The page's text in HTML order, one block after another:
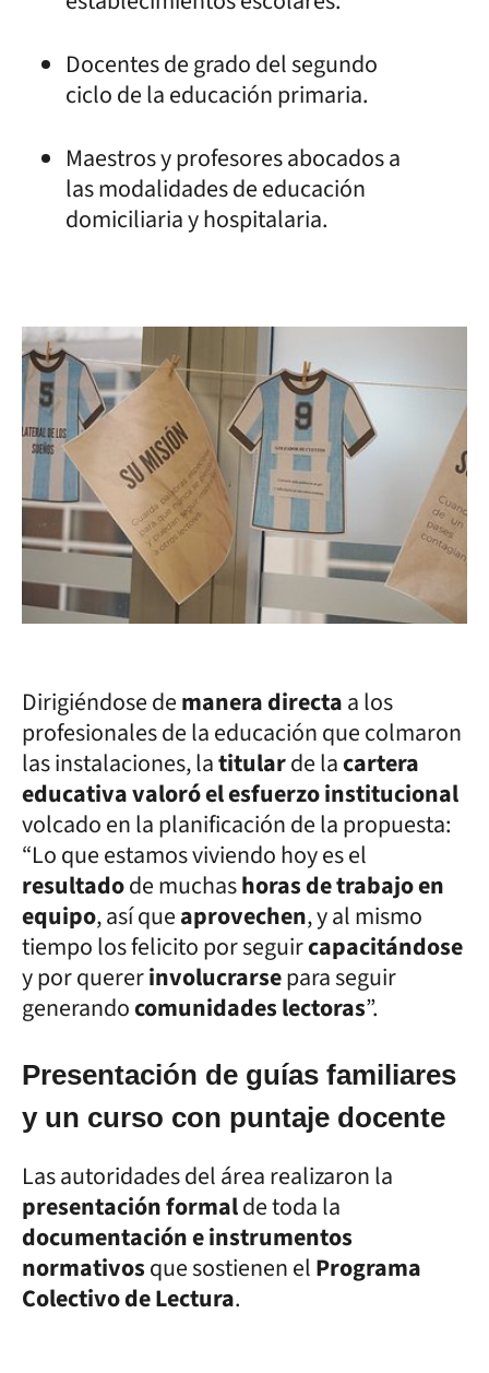
Docentes de grado del segundo
ciclo de la educación primaria.
Maestros y profesores abocados a
las modalidades de educación
domiciliaria y hospitalaria.
Dirigiéndose demanera directaa los
profesionales de la educación que colmaron
las instalaciones, latitularde lacartera
educativa valoró el esfuerzo institucional
volcado en la planificación de la propuesta:
“Lo que estamos viviendo hoy es el
resultadode muchashoras de trabajo en
equipo, así queaprovechen, y al mismo
tiempo los felicito por seguircapacitándose
y por quererinvolucrarsepara seguir
generandocomunidades lectoras”.
Presentación de guías familiares
y un curso con puntaje docente
Las autoridades del área realizaron la
presentación formalde toda la
documentación e instrumentos
normativosque sostienen elPrograma
Colectivo de Lectura.